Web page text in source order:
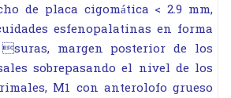
de placa cigomática < 2.9 mm,
esfenopalatinas en forma
margen posterior de los
sobrepasando el nivel de los
M1 con anterolofo grueso